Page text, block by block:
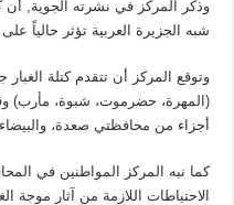
وذكر المركز في نشرته الجوية, أن
شبه الجزيرة العربية تؤثر حالياً
وتوقع المركز أن تتقدم كتلة
(المهرة، حضرموت، شبوة، مأرب)
أجزاء من محافظتي صعدة،
كما نبه المركز المواطنين في
الاحتياطات اللازمة من آثار موجة